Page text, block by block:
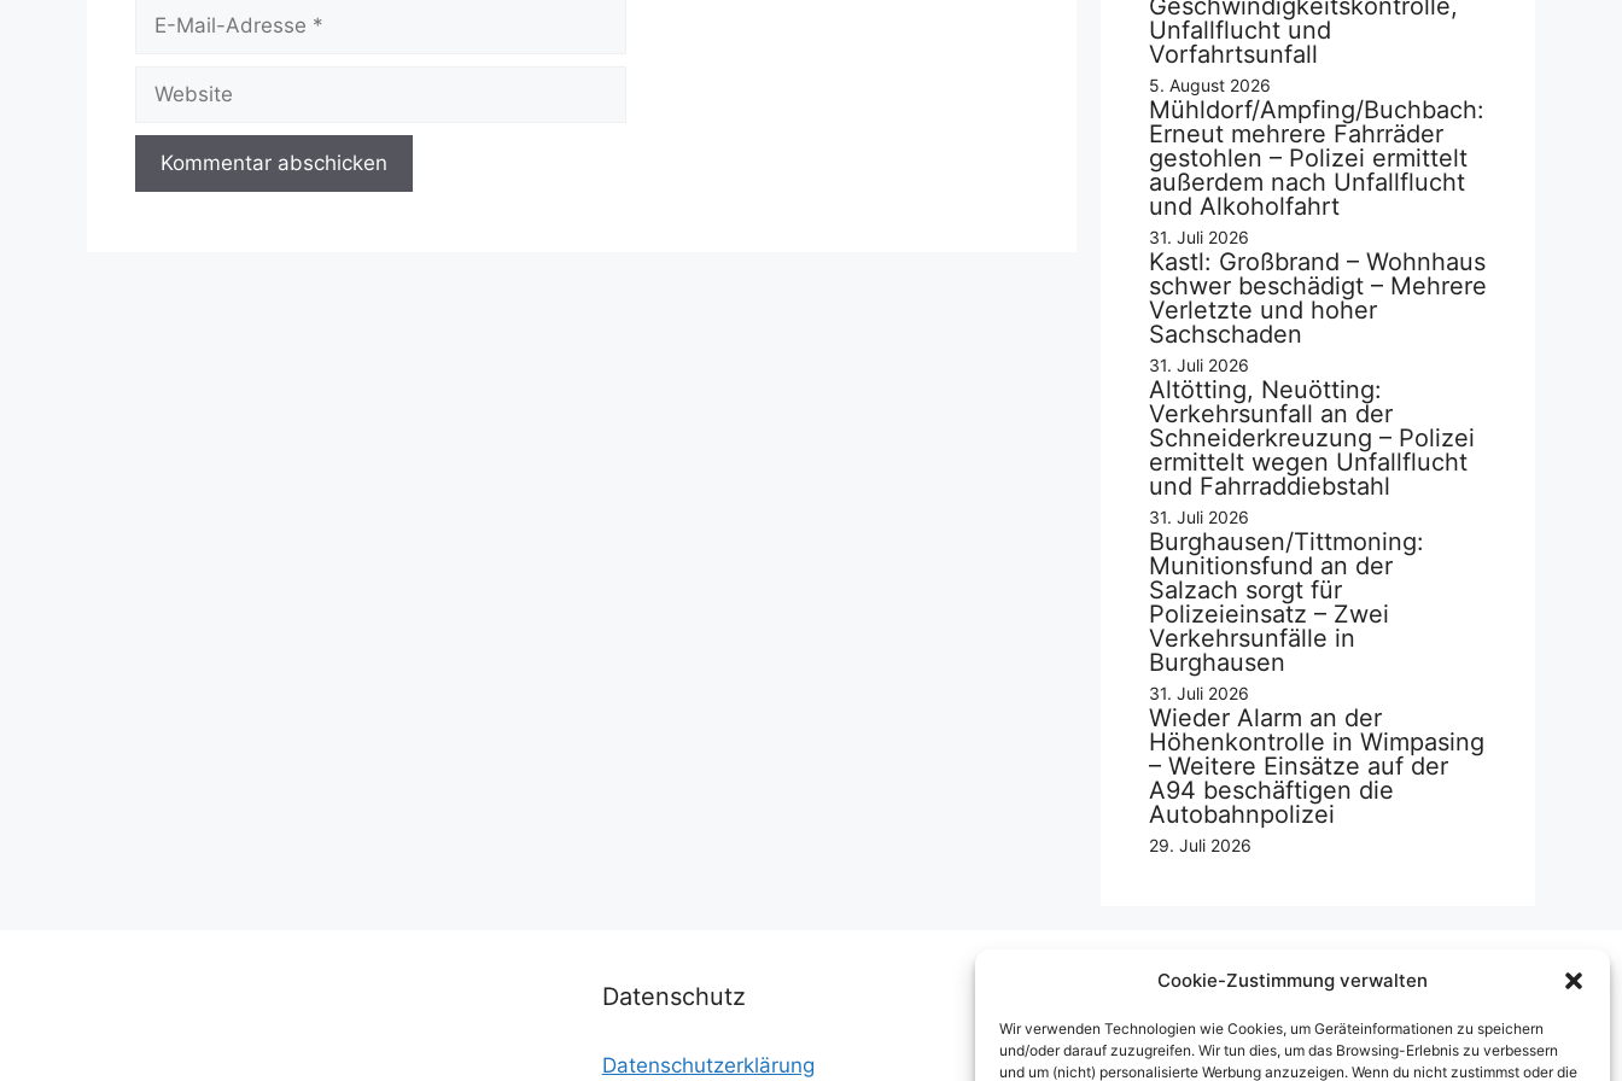
Cookie-Zustimmung verwalten
Wir verwenden Technologien wie Cookies, um Geräteinformationen zu speichern
und/oder darauf zuzugreifen. Wir tun dies, um das Browsing-Erlebnis zu verbessern
und um (nicht) personalisierte Werbung anzuzeigen. Wenn du nicht zustimmst oder die
Website
Geschwindigkeitskontrolle,
Unfallflucht und
Vorfahrtsunfall
5. August 2026
Mühldorf/Ampfing/Buchbach:
Erneut mehrere Fahrräder
gestohlen – Polizei ermittelt
außerdem nach Unfallflucht
und Alkoholfahrt
31. Juli 2026
Kastl: Großbrand – Wohnhaus
schwer beschädigt – Mehrere
Verletzte und hoher
Sachschaden
31. Juli 2026
Altötting, Neuötting:
Verkehrsunfall an der
Schneiderkreuzung – Polizei
ermittelt wegen Unfallflucht
und Fahrraddiebstahl
31. Juli 2026
Burghausen/Tittmoning:
Munitionsfund an der
Salzach sorgt für
Polizeieinsatz – Zwei
Verkehrsunfälle in
Burghausen
31. Juli 2026
Wieder Alarm an der
Höhenkontrolle in Wimpasing
– Weitere Einsätze auf der
A94 beschäftigen die
Autobahnpolizei
29. Juli 2026
Datenschutz
Datenschutzerklärung
Über uns
Impressum